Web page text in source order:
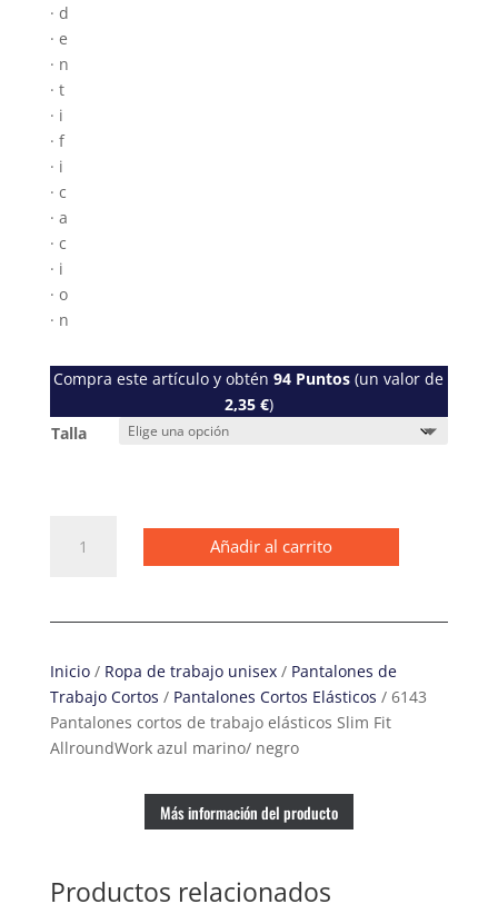
· d
· e
· n
· t
· i
· f
· i
· c
· a
· c
· i
· o
· n
Compra este artículo y obtén94 Puntos (un valor de
2,35 €)
Talla
Pantalones
Slim
Fit
AllroundWork
azul
Añadir al carrito
Inicio/ Ropa de trabajo unisex/ Pantalones de
Trabajo Cortos / Pantalones Cortos Elásticos / 6143
Pantalones cortos de trabajo elásticos Slim Fit
AllroundWork azul marino/ negro
Más información del producto
Productos relacionados